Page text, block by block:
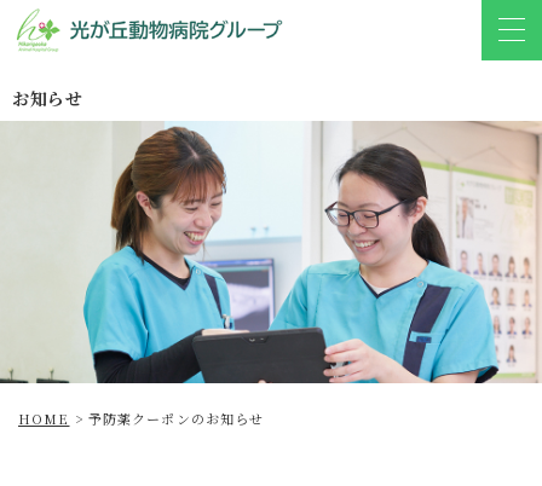
お知らせ
HOME > 予防薬クーポンのお知らせ